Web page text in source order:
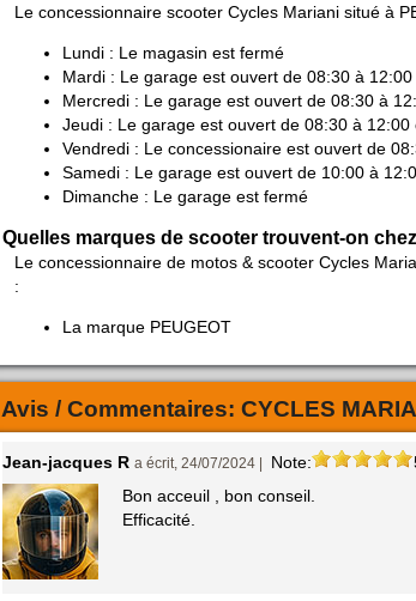
Le concessionnaire scooter Cycles Mariani situé à
Lundi : Le magasin est fermé
Mardi : Le garage est ouvert de 08:30 à
Mercredi : Le garage est ouvert de 08:30 à
Jeudi : Le garage est ouvert de 08:30 à
Vendredi : Le concessionaire est ouvert de
Samedi : Le garage est ouvert de 10:00 à
Dimanche : Le garage est fermé
Quelles marques de scooter trouvent-on
Le concessionnaire de motos & scooter Cycles
:
La marque PEUGEOT
Avis / Commentaires: CYCLES
Jean-jacques R a écrit, 24/07/2024 | Note:
Bon acceuil , bon conseil.
Efficacité.